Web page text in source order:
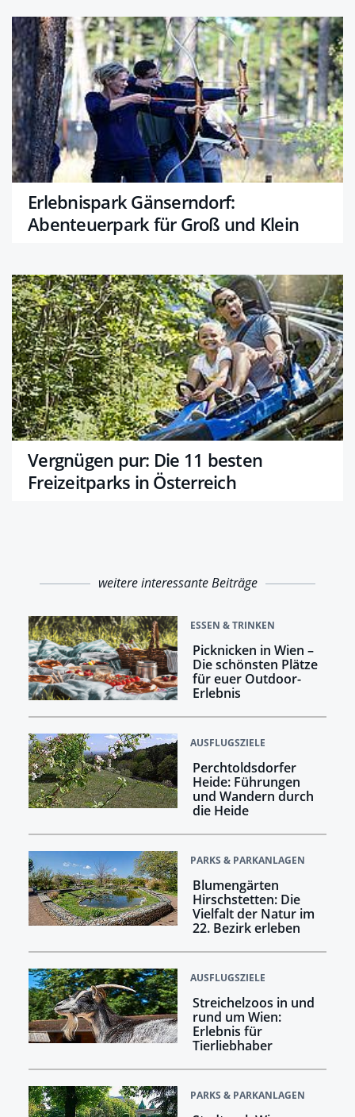
Erlebnispark Gänserndorf:
Abenteuerpark für Groß und Klein
Vergnügen pur: Die 11 besten
Freizeitparks in Österreich
weitere interessante Beiträge
ESSEN & TRINKEN
Picknicken in Wien –
Die schönsten Plätze
für euer Outdoor-
Erlebnis
AUSFLUGSZIELE
Perchtoldsdorfer
Heide: Führungen
und Wandern durch
die Heide
PARKS & PARKANLAGEN
Blumengärten
Hirschstetten: Die
Vielfalt der Natur im
22. Bezirk erleben
AUSFLUGSZIELE
Streichelzoos in und
rund um Wien:
Erlebnis für
Tierliebhaber
PARKS & PARKANLAGEN